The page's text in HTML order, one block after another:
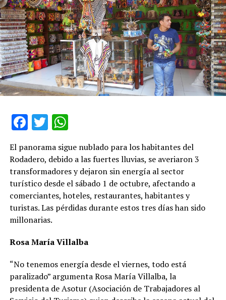
Facebook
TwitterWhatsApp
El panorama sigue nublado para los habitantes del
Rodadero, debido a las fuertes lluvias, se averiaron 3
transformadores y dejaron sin energía al sector
turístico desde el sábado 1 de octubre, afectando a
comerciantes, hoteles, restaurantes, habitantes y
turistas. Las pérdidas durante estos tres días han sido
millonarias.
Rosa María Villalba
“No tenemos energía desde el viernes, todo está
paralizado” argumenta Rosa María Villalba, la
presidenta de Asotur (Asociación de Trabajadores al